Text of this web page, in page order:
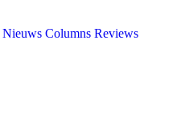
Nieuws Columns Reviews